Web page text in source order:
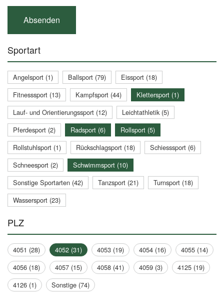
Sportart
Angelsport (1) Ballsport (79)
Eissport (18)
Fitnesssport (13)
Kampfsport (44)
Klettersport (1)
Lauf- und Orientierungssport (12)
Leichtathletik (5)
Pferdesport (2)
Radsport (6)
Rollsport (5)
Rollstuhlsport (1)
Rückschlagsport (18)
Schiesssport (6)
Schneesport (2)
Schwimmsport (10)
Sonstige Sportarten (42)
Tanzsport (21)
Turnsport (18)
Wassersport (23)
PLZ
4051 (28) 4052 (31) 4053 (19) 4054 (16)
4055 (14)
4056 (18)
4057 (15) 4058 (41) 4059 (3)
4125 (19)
4126 (1)
Sonstige (74)